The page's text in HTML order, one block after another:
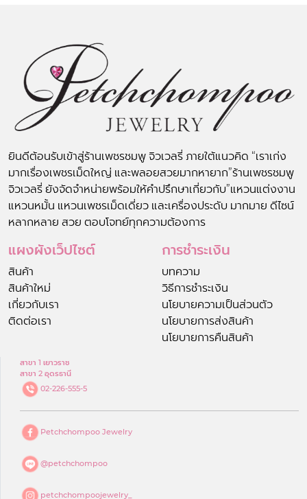
ยินดีต้อนรับเข้าสู่ร้านเพชรชมพู จิวเวลรี่ ภายใต้แนวคิด “เราเก่ง
มากเรื่องเพชรเม็ดใหญ่ และพลอยสวยมากหายาก”ร้านเพชรชมพู
จิวเวลรี่ ยังจัดจำหน่ายพร้อมให้คำปรึกษาเกี่ยวกับ”แหวนแต่งงาน
แหวนหมั้น แหวนเพชรเม็ดเดี่ยว และเครื่องประดับ มากมาย ดีไซน์
หลากหลาย สวย ตอบโจทย์ทุกความต้องการ
แผงผังเว็ปไซต์
สินค้า
สินค้าใหม่
เกี่ยวกับเรา
ติดต่อเรา
การชำระเงิน
บทความ
วิธีการชำระเงิน
นโยบายความเป็นส่วนตัว
นโยบายการส่งสินค้า
นโยบายการคืนสินค้า
สาขา 1 เยาวราช
สาขา 2 อุดรธานี
02-226-555-5
Petchchompoo Jewelry
@petchchompoo
petchchompoojewelry_